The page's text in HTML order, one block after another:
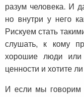
разум человека. И
но внутри у него
Рискуем стать
слушать, к кому
хорошие люди
ценности и хотите
И если мы говорим